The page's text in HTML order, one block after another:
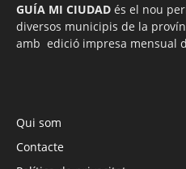
GUÍA MI CIUDAD és el nou
diversos municipis de la
amb edició impresa mensual
Qui som
Contacte